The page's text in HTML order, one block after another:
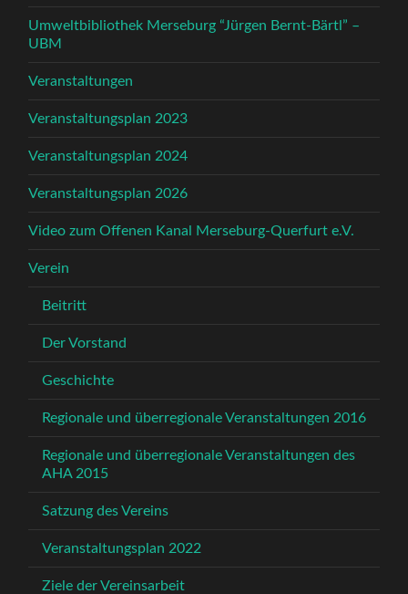
Umweltbibliothek Merseburg “Jürgen Bernt-Bärtl” –
UBM
Veranstaltungen
Veranstaltungsplan 2023
Veranstaltungsplan 2024
Veranstaltungsplan 2026
Video zum Offenen Kanal Merseburg-Querfurt e.V.
Verein
Beitritt
Der Vorstand
Geschichte
Regionale und überregionale Veranstaltungen 2016
Regionale und überregionale Veranstaltungen des
AHA 2015
Satzung des Vereins
Veranstaltungsplan 2022
Ziele der Vereinsarbeit